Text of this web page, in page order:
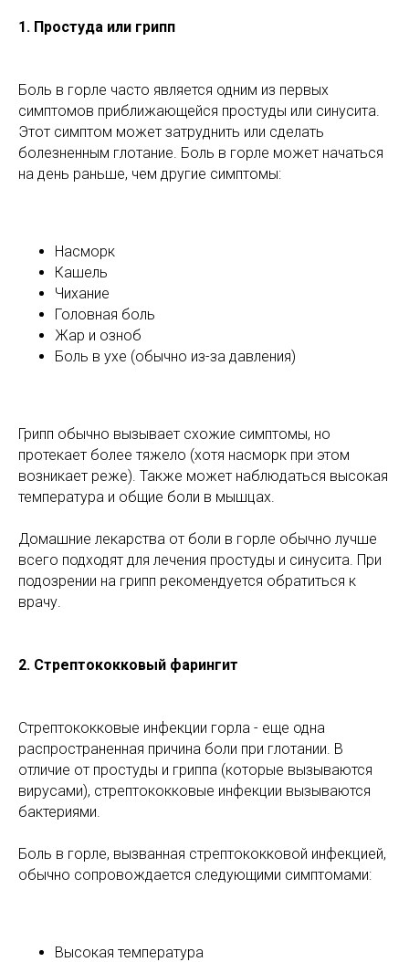
1. Простуда или грипп
Боль в горле часто является одним из первых
симптомов приближающейся простуды или синусита.
Этот симптом может затруднить или сделать
болезненным глотание. Боль в горле может начаться
на день раньше, чем другие симптомы:
Насморк
Кашель
Чихание
Головная боль
Жар и озноб
Боль в ухе (обычно из-за давления)
Грипп обычно вызывает схожие симптомы, но
протекает более тяжело (хотя насморк при этом
возникает реже). Также может наблюдаться высокая
температура и общие боли в мышцах.
Домашние лекарства от боли в горле обычно лучше
всего подходят для лечения простуды и синусита. При
подозрении на грипп рекомендуется обратиться к
врачу.
2. Стрептококковый фарингит
Стрептококковые инфекции горла - еще одна
распространенная причина боли при глотании. В
отличие от простуды и гриппа (которые вызываются
вирусами), стрептококковые инфекции вызываются
бактериями.
Боль в горле, вызванная стрептококковой инфекцией,
обычно сопровождается следующими симптомами:
Высокая температура